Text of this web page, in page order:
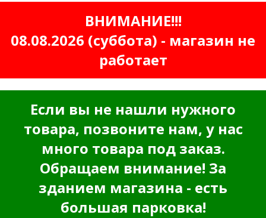
ВНИМАНИЕ!!!
08.08.2026 (суббота) - магазин не
работает
Если вы не нашли нужного
товара, позвоните нам, у нас
много товара под заказ.
Обращаем внимание! За
зданием магазина - есть
большая парковка!